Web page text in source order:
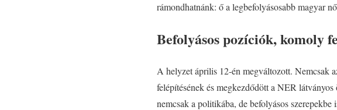
rámondhatnánk: ő a legbefolyásosabb magyar
Befolyásos pozíciók, komoly
A helyzet április 12-én megváltozott. Nemcsak
felépítésének és megkezdődött a NER
nemcsak a politikába, de befolyásos szerepekbe